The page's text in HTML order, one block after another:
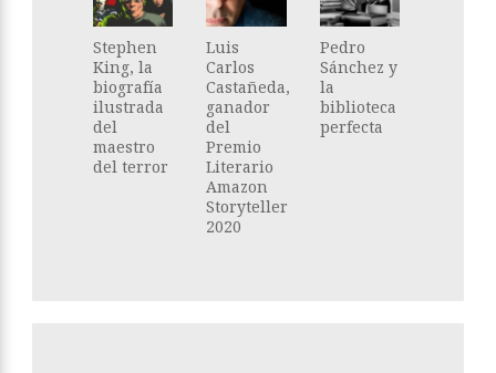
Stephen
King, la
biografía
ilustrada
del
maestro
del terror
Luis
Carlos
Castañeda,
ganador
del
Premio
Literario
Amazon
Storyteller
2020
Pedro
Sánchez y
la
biblioteca
perfecta